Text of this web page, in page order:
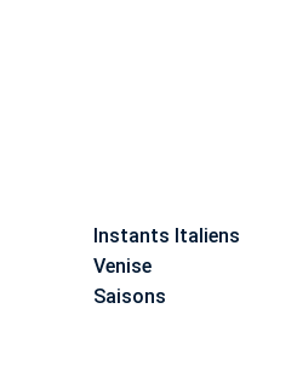
Instants Italiens
Venise
Saisons